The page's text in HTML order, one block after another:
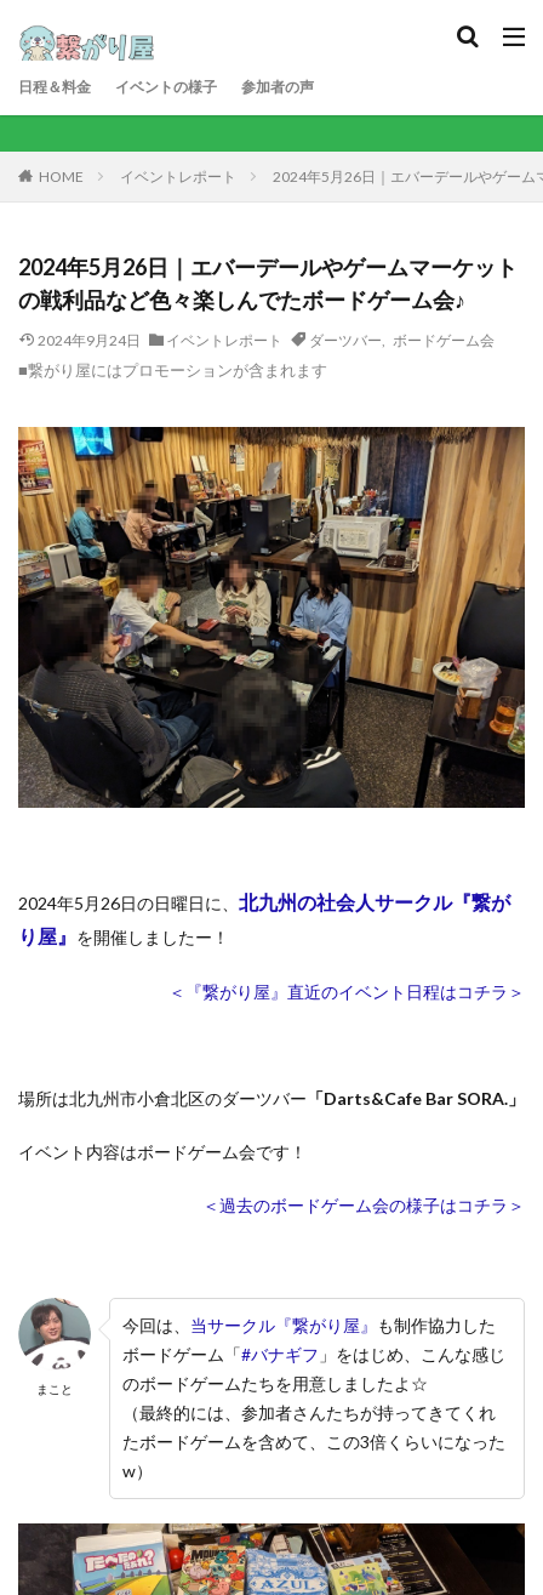
日程＆料金 イベントの様子 参加者の声
HOME イベントレポート 2024年5月26日｜エバーデールやゲーム
2024年5月26日｜エバーデールやゲームマーケット
の戦利品など色々楽しんでたボードゲーム会♪
2024年9月24日 イベントレポート ダーツバー ボードゲーム会
■繋がり屋にはプロモーションが含まれます
2024年5月26日の日曜日に、 北九州の社会人サークル『繋が
り屋』 を開催しましたー！
＜『繋がり屋』直近のイベント日程はコチラ＞
場所は北九州市小倉北区のダーツバー 「Darts&Cafe Bar SORA.」
イベント内容はボードゲーム会です！
＜過去のボードゲーム会の様子はコチラ＞
まこと
今回は、 当サークル『繋がり屋』 も制作協力した
ボードゲーム「#バナギフ 」をはじめ、こんな感じ
のボードゲームたちを用意しましたよ☆
（最終的には、参加者さんたちが持ってきてくれ
たボードゲームを含めて、この3倍くらいになった
w）